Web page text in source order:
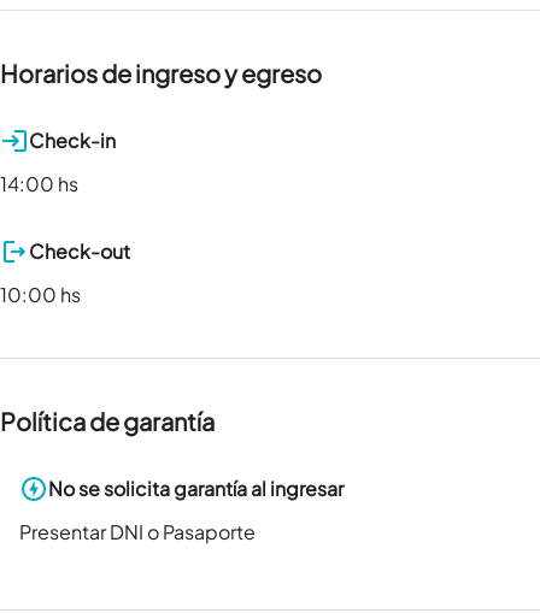
Horarios de ingreso y egreso
Check-in
14:00 hs
Check-out
10:00 hs
Política de garantía
No se solicita garantía al ingresar
Presentar DNI o Pasaporte